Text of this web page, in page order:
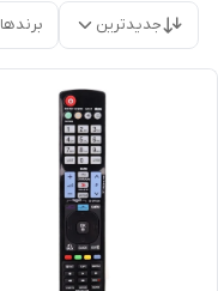
جدیدترین برندها